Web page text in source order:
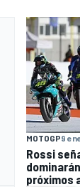
MOTOGP9
Rossi
próximos